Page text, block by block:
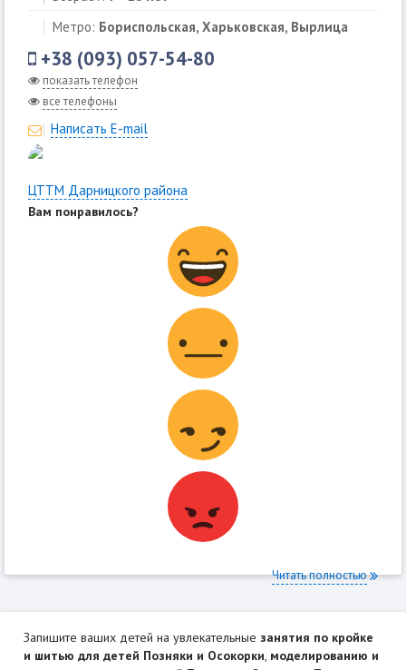
Метро: Бориспольская, Харьковская, Вырлица
+38 (093) 057-54-80
показать телефон
все телефоны
Написать E-mail
ЦТТМ Дарницкого района
Вам понравилось?
Читать полностью
Запишите ваших детей на увлекательные занятия по кройке
и шитью для детей Позняки и Осокорки, моделированию и